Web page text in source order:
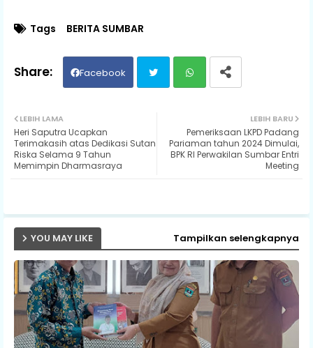
Tags BERITA SUMBAR
Facebook
ats
LEBIH BARU
Pemeriksaan LKPD Padang
Pariaman tahun 2024 Dimulai,
BPK RI Perwakilan Sumbar Entri
Meeting
LEBIH LAMA
Heri Saputra Ucapkan
Terimakasih atas Dedikasi Sutan
Riska Selama 9 Tahun
Memimpin Dharmasraya
YOU MAY LIKE Tampilkan selengkapnya